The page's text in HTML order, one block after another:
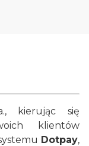
kierując się
klientów
Dotpay,